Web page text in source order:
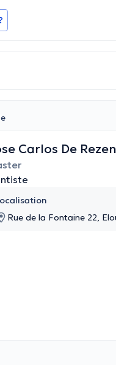
Carlos De
Rue de la Fontaine 22,